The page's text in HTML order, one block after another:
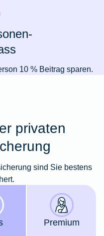
10 % Beitrag sparen.
privaten
sind Sie bestens
Premium